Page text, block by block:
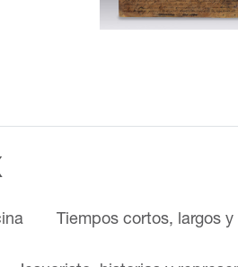
Tiempos cortos, largos